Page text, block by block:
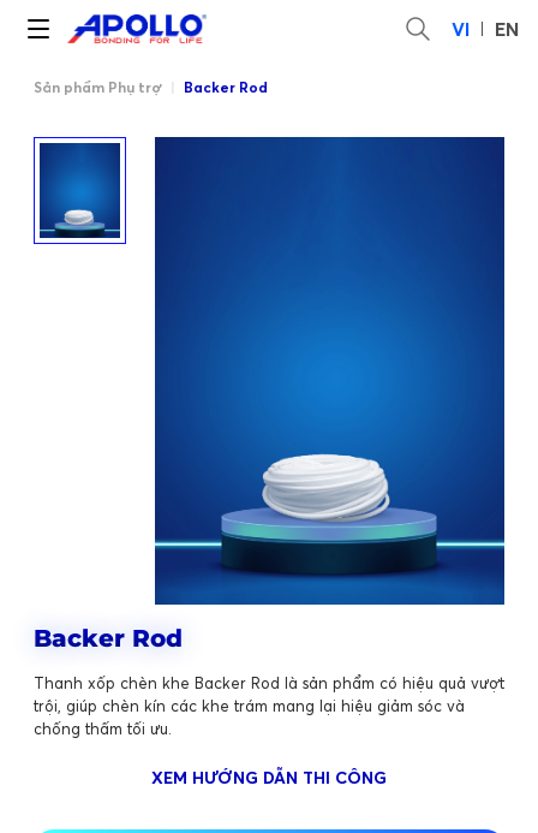
VI EN
Sản phẩm Phụ trợ | Backer Rod
Backer Rod
Thanh xốp chèn khe Backer Rod là sản phẩm có hiệu quả vượt
trội, giúp chèn kín các khe trám mang lại hiệu giảm sóc và
chống thấm tối ưu.
XEM HƯỚNG DẪN THI CÔNG